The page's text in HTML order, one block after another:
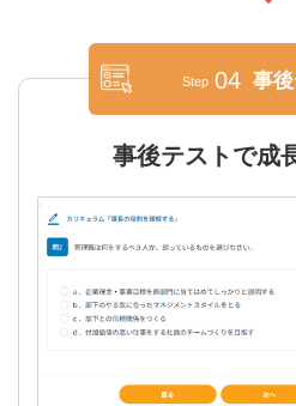
Step 04 事
事後テストで成